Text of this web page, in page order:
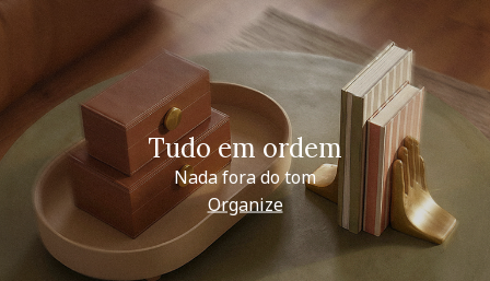
Tudo em ordem
Nada fora do tom
Organize